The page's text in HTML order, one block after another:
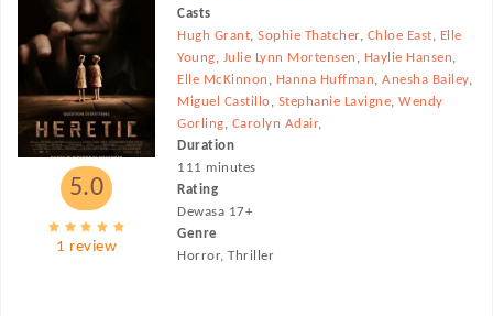
5.0
1 review
Casts
Hugh Grant,Sophie Thatcher, Chloe East, Elle
Young, Julie Lynn Mortensen , Haylie Hansen,
Elle McKinnon , Hanna Huffman,Anesha Bailey,
Miguel Castillo, Stephanie Lavigne,Wendy
Gorling, Carolyn Adair,
Duration
111 minutes
Rating
Dewasa 17+
Genre
Horror, Thriller